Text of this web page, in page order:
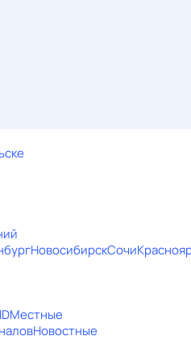
НовосибирскСочи
Местные
Новостные